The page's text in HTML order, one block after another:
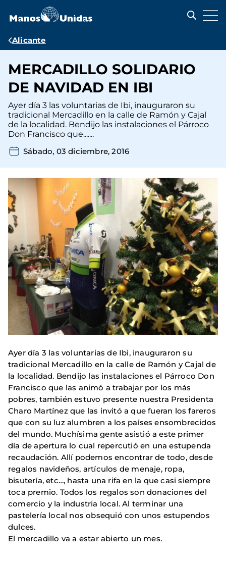
contenido
Ruta
navegación
Alicante
MERCADILLO SOLIDARIO
DE NAVIDAD EN IBI
Ayer día 3 las voluntarias de Ibi, inauguraron su
tradicional Mercadillo en la calle de Ramón y Cajal
de la localidad. Bendijo las instalaciones el Párroco
Don Francisco que.......
Sábado, 03 diciembre, 2016
Ayer día 3 las voluntarias de Ibi, inauguraron su
tradicional Mercadillo en la calle de Ramón y Cajal de
la localidad. Bendijo las instalaciones el Párroco Don
Francisco que las animó a trabajar por los más
pobres, también estuvo presente nuestra Presidenta
Charo Martínez que las invitó a que fueran los fareros
que con su luz alumbren a los países ensombrecidos
del mundo. Muchísima gente asistió a este primer
día de apertura lo cual repercutió en una estupenda
recaudación. Allí podemos encontrar de todo, desde
regalos navideños, artículos de menaje, ropa,
bisutería, etc…, hasta una rifa en la que casi siempre
toca premio. Todos los regalos son donaciones del
comercio y la industria local. Al terminar una
pastelería local nos obsequió con unos estupendos
dulces.
El mercadillo va a estar abierto un mes.